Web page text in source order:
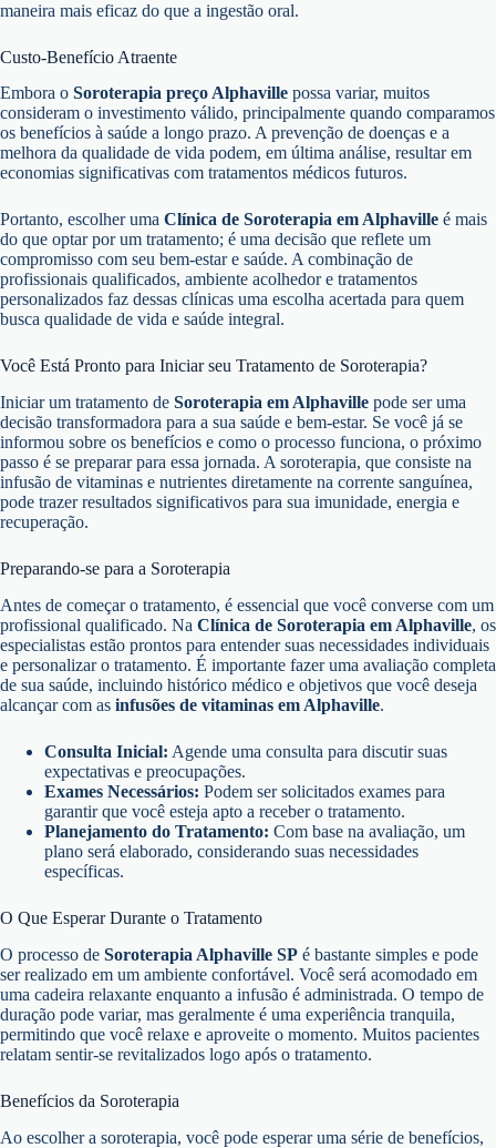
maneira mais eficaz do que a ingestão oral.
Custo-Benefício Atraente
Embora o Soroterapia preço Alphaville possa variar, muitos
consideram o investimento válido, principalmente quando comparamos
os benefícios à saúde a longo prazo. A prevenção de doenças e a
melhora da qualidade de vida podem, em última análise, resultar em
economias significativas com tratamentos médicos futuros.
Portanto, escolher uma Clínica de Soroterapia em Alphaville é mais
do que optar por um tratamento; é uma decisão que reflete um
compromisso com seu bem-estar e saúde. A combinação de
profissionais qualificados, ambiente acolhedor e tratamentos
personalizados faz dessas clínicas uma escolha acertada para quem
busca qualidade de vida e saúde integral.
Você Está Pronto para Iniciar seu Tratamento de Soroterapia?
Iniciar um tratamento de Soroterapia em Alphaville pode ser uma
decisão transformadora para a sua saúde e bem-estar. Se você já se
informou sobre os benefícios e como o processo funciona, o próximo
passo é se preparar para essa jornada. A soroterapia, que consiste na
infusão de vitaminas e nutrientes diretamente na corrente sanguínea,
pode trazer resultados significativos para sua imunidade, energia e
recuperação.
Preparando-se para a Soroterapia
Antes de começar o tratamento, é essencial que você converse com um
profissional qualificado. Na Clínica de Soroterapia em Alphaville, os
especialistas estão prontos para entender suas necessidades individuais
e personalizar o tratamento. É importante fazer uma avaliação completa
de sua saúde, incluindo histórico médico e objetivos que você deseja
alcançar com as infusões de vitaminas em Alphaville.
Consulta Inicial: Agende uma consulta para discutir suas
expectativas e preocupações.
Exames Necessários: Podem ser solicitados exames para
garantir que você esteja apto a receber o tratamento.
Planejamento do Tratamento: Com base na avaliação, um
plano será elaborado, considerando suas necessidades
específicas.
O Que Esperar Durante o Tratamento
O processo de Soroterapia Alphaville SP é bastante simples e pode
ser realizado em um ambiente confortável. Você será acomodado em
uma cadeira relaxante enquanto a infusão é administrada. O tempo de
duração pode variar, mas geralmente é uma experiência tranquila,
permitindo que você relaxe e aproveite o momento. Muitos pacientes
relatam sentir-se revitalizados logo após o tratamento.
Benefícios da Soroterapia
Ao escolher a soroterapia, você pode esperar uma série de benefícios,